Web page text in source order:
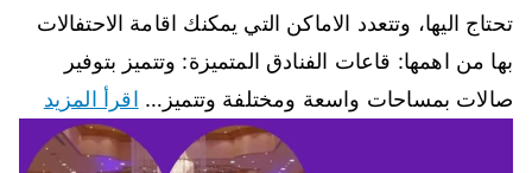
تحتاج اليها، وتتعدد الاماكن التي يمكنك اقامة الاحتفالات
بها من اهمها: قاعات الفنادق المتميزة: وتتميز بتوفير
صالات بمساحات واسعة ومختلفة وتتميز… اقرأ المزيد